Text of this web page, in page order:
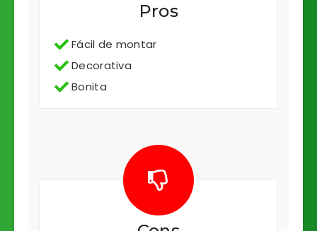
Pros
Fácil de montar
Decorativa
Bonita